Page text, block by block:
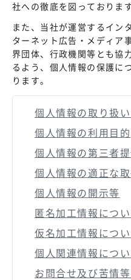
社への徹底を図っております
また、当社が運営するイン
ターネット広告・メディア
界団体、行政機関等とも協
るよう、個人情報の保護に
ります。
個人情報の取り扱
個人情報の利用目的
個人情報の第三者
個人情報の適正な
個人情報の開示等
匿名加工情報につい
仮名加工情報につい
個人関連情報につい
お問合せ及び苦情